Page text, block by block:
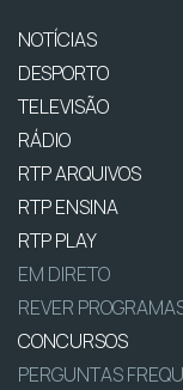
NOTÍCIAS
DESPORTO
TELEVISÃO
RÁDIO
RTP ARQUIVOS
RTP ENSINA
RTP PLAY
EM DIRETO
REVER
CONCURSOS
PERGUNTAS